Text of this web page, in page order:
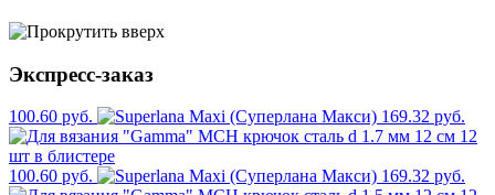
Экспресс-заказ
100.60 руб. 169.32 руб.
100.60 руб. 169.32 руб.